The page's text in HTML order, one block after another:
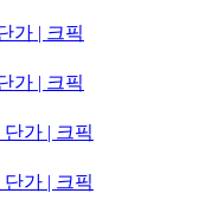
가 | 크픽
가 | 크픽
가 | 크픽
가 | 크픽